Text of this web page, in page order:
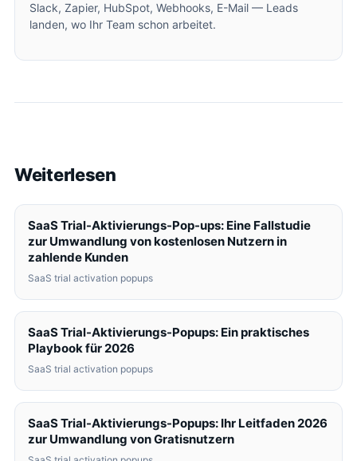
Slack, Zapier, HubSpot, Webhooks, E-Mail — Leads
landen, wo Ihr Team schon arbeitet.
Weiterlesen
SaaS Trial-Aktivierungs-Pop-ups: Eine Fallstudie
zur Umwandlung von kostenlosen Nutzern in
zahlende Kunden
SaaS trial activation popups
SaaS Trial-Aktivierungs-Popups: Ein praktisches
Playbook für 2026
SaaS trial activation popups
SaaS Trial-Aktivierungs-Popups: Ihr Leitfaden 2026
zur Umwandlung von Gratisnutzern